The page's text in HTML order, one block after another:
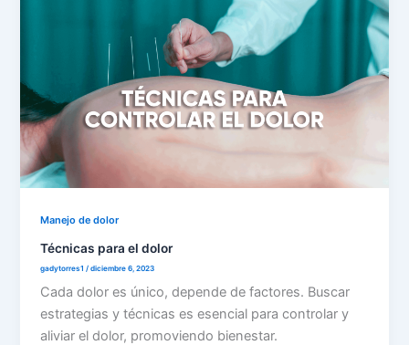
Manejo de dolor
Técnicas para el dolor
gadytorres1/diciembre 6, 2023
Cada dolor es único, depende de factores. Buscar
estrategias y técnicas es esencial para controlar y
aliviar el dolor, promoviendo bienestar.